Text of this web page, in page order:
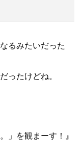
るみたいだった
ったけどね。
」を観まーす！』